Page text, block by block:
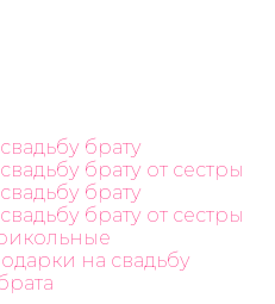
брату
брату от сестры
брату
брату от сестры
на свадьбу